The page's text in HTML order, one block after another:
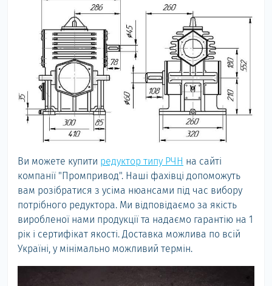
Ви можете купити редуктор типу РЧН на сайті
компанії "Промпривод". Наші фахівці допоможуть
вам розібратися з усіма нюансами під час вибору
потрібного редуктора. Ми відповідаємо за якість
виробленої нами продукції та надаємо гарантію на 1
рік і сертифікат якості. Доставка можлива по всій
Україні, у мінімально можливий термін.